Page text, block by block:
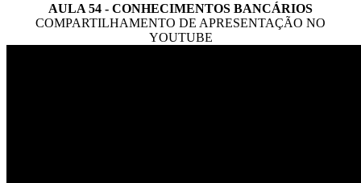
AULA 54 - CONHECIMENTOS BANCÁRIOS
COMPARTILHAMENTO DE APRESENTAÇÃO NO
YOUTUBE